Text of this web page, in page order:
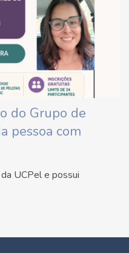
do Grupo de
pessoa com
UCPel e possui